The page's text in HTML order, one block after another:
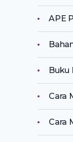
APE
Buku
Cara
Cara